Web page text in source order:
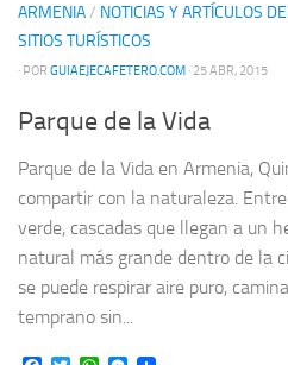
ARMENIA/ NOTICIAS Y ARTÍCULOS
SITIOS TURÍSTICOS
· POR GUIAEJECAFETERO.COM · 25 ABR, 2015
Parque de la Vida
Parque de la Vida en Armenia,
compartir con la naturaleza.
verde, cascadas que llegan a un
natural más grande dentro de la
se puede respirar aire puro,
temprano sin...